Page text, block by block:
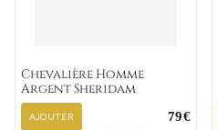
Chevalière Homme
Argent Sheridam
AJOUTER 79€